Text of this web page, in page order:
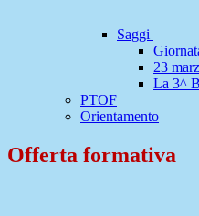
Saggi
23
La 3^
PTOF
Orientamento
Offerta formativa